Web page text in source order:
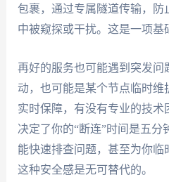
包裹，通过专属隧道传输，防
中被窥探或干扰。这是一项基
再好的服务也可能遇到突发问
动，也可能是某个节点临时
实时保障，有没有专业的技
决定了你的“断连”时间是五分
能快速排查问题，甚至为你临
这种安全感是无可替代的。